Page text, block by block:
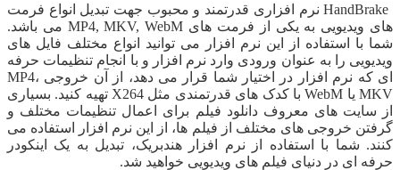
HandBrake نرم افزاری قدرتمند و محبوب جهت تبدیل انواع فرمت
های ویدیویی به یکی از فرمت های MP4, MKV, WebM می باشد.
شما با استفاده از این نرم افزار می توانید انواع مختلف فایل های
ویدیویی را به عنوان ورودی وارد نرم افزار و با انجام تنظیمات حرفه
ای که نرم افزار در اختیار شما قرار می دهد، از آن خروجی MP4،
MKV یا WebM با کدک های قدرتمندی مثل X264 تهیه کنید. بسیاری
از سایت های معروف دانلود فیلم برای اعمال تنظیمات مختلف و
گرفتن خروجی های مختلف از فیلم ها، از این نرم افزار استفاده می
کنند. شما با استفاده از نرم افزار هندبریک، تبدیل به یک اینکودر
حرفه ای در دنیای فیلم های ویدیویی خواهید شد.